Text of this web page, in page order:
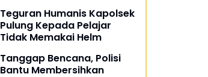
Daerah
Teguran Humanis Kapolsek
Pulung Kepada Pelajar
Tidak Memakai Helm
Tanggap Bencana, Polisi
Bantu Membersihkan